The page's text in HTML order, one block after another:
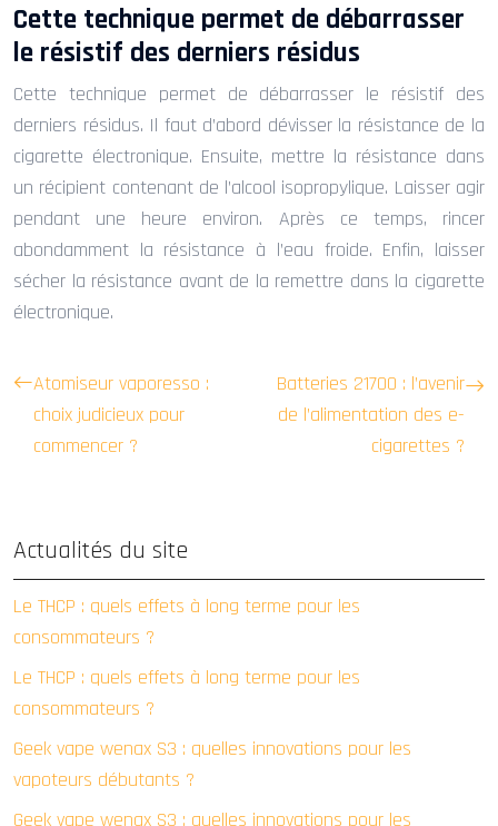
Cette technique permet de débarrasser
le résistif des derniers résidus
Cette technique permet de débarrasser le résistif des
derniers résidus. Il faut d’abord dévisser la résistance de la
cigarette électronique. Ensuite, mettre la résistance dans
un récipient contenant de l’alcool isopropylique. Laisser agir
pendant une heure environ. Après ce temps, rincer
abondamment la résistance à l’eau froide. Enfin, laisser
sécher la résistance avant de la remettre dans la cigarette
électronique.
Atomiseur vaporesso :
choix judicieux pour
commencer ?
Batteries 21700 : l’avenir
de l’alimentation des e-
cigarettes ?
Actualités du site
Le THCP : quels effets à long terme pour les
consommateurs ?
Le THCP : quels effets à long terme pour les
consommateurs ?
Geek vape wenax S3 : quelles innovations pour les
vapoteurs débutants ?
Geek vape wenax S3 : quelles innovations pour les